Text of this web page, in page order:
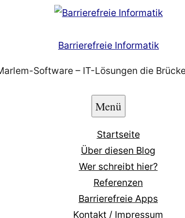
Barrierefreie Informatik
Software – IT-Lösungen die
Menü
Startseite
Über diesen Blog
Wer schreibt hier?
Referenzen
Barrierefreie Apps
Kontakt / Impressum